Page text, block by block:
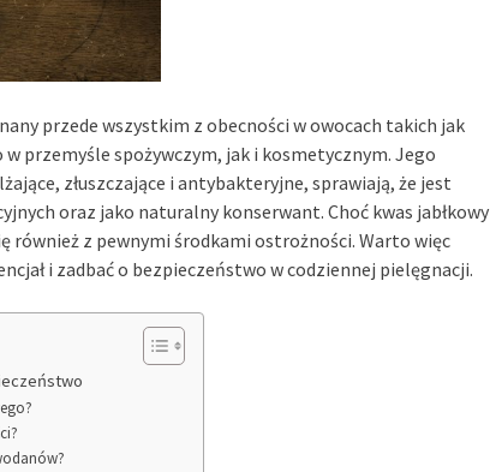
przede wszystkim z obecności w owocach takich jak
przemyśle spożywczym, jak i kosmetycznym. Jego
złuszczające i antybakteryjne, sprawiają, że jest
oraz jako naturalny konserwant. Choć kwas jabłkowy
również z pewnymi środkami ostrożności. Warto więc
i zadbać o bezpieczeństwo w codziennej pielęgnacji.